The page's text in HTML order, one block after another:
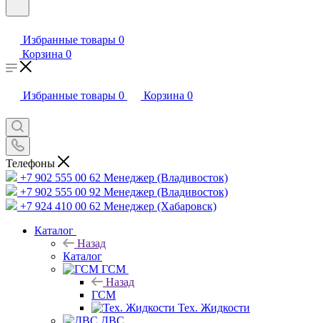
Избранные товары 0
Корзина 0
Избранные товары 0 Корзина 0
Телефоны
+7 902 555 00 62 Менеджер (Владивосток)
+7 902 555 00 92 Менеджер (Владивосток)
+7 924 410 00 62 Менеджер (Хабаровск)
Каталог
Назад
Каталог
ГСМ
Назад
ГСМ
Тех. Жидкости
ДВС